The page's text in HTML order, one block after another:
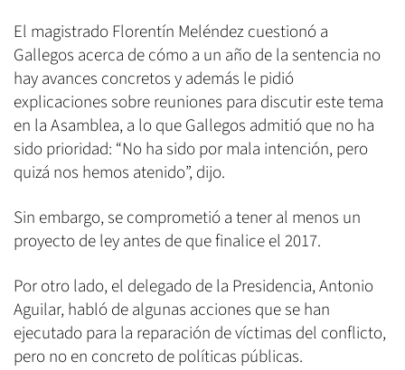
El magistrado Florentín Meléndez cuestionó a
Gallegos acerca de cómo a un año de la sentencia no
hay avances concretos y además le pidió
explicaciones sobre reuniones para discutir este tema
en la Asamblea, a lo que Gallegos admitió que no ha
sido prioridad: “No ha sido por mala intención, pero
quizá nos hemos atenido”, dijo.
Sin embargo, se comprometió a tener al menos un
proyecto de ley antes de que finalice el 2017.
Por otro lado, el delegado de la Presidencia, Antonio
Aguilar, habló de algunas acciones que se han
ejecutado para la reparación de víctimas del conflicto,
pero no en concreto de políticas públicas.